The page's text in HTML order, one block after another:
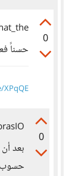
0
حسناً
0
بعد
حسوب